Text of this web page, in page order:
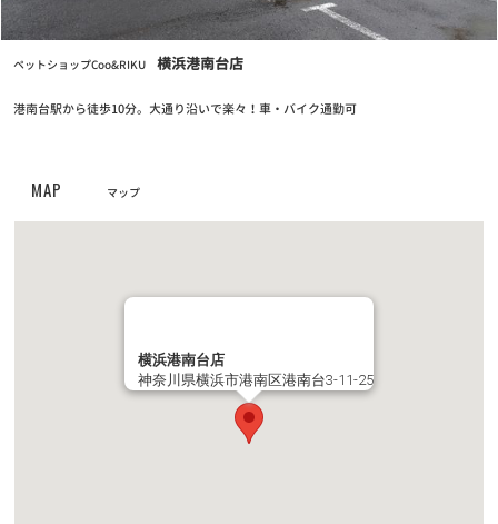
2024/04/25 お知らせ
クーリク公式！定期フードアプリでより便利に！よりお得に！
2023/03/27
お知らせ
第6回フォトコンテスト【ハロウィンコスプレでクリスマスプレゼ
ントをもらおう！】キャンペーン結果発表！
ペットショップCoo&RIKU 横浜港南台店
港南台駅から徒歩10分。大通り沿いで楽々！車・バイク通勤可
MAP マップ
横浜港南台店
神奈川県横浜市港南区港南台3-11-25